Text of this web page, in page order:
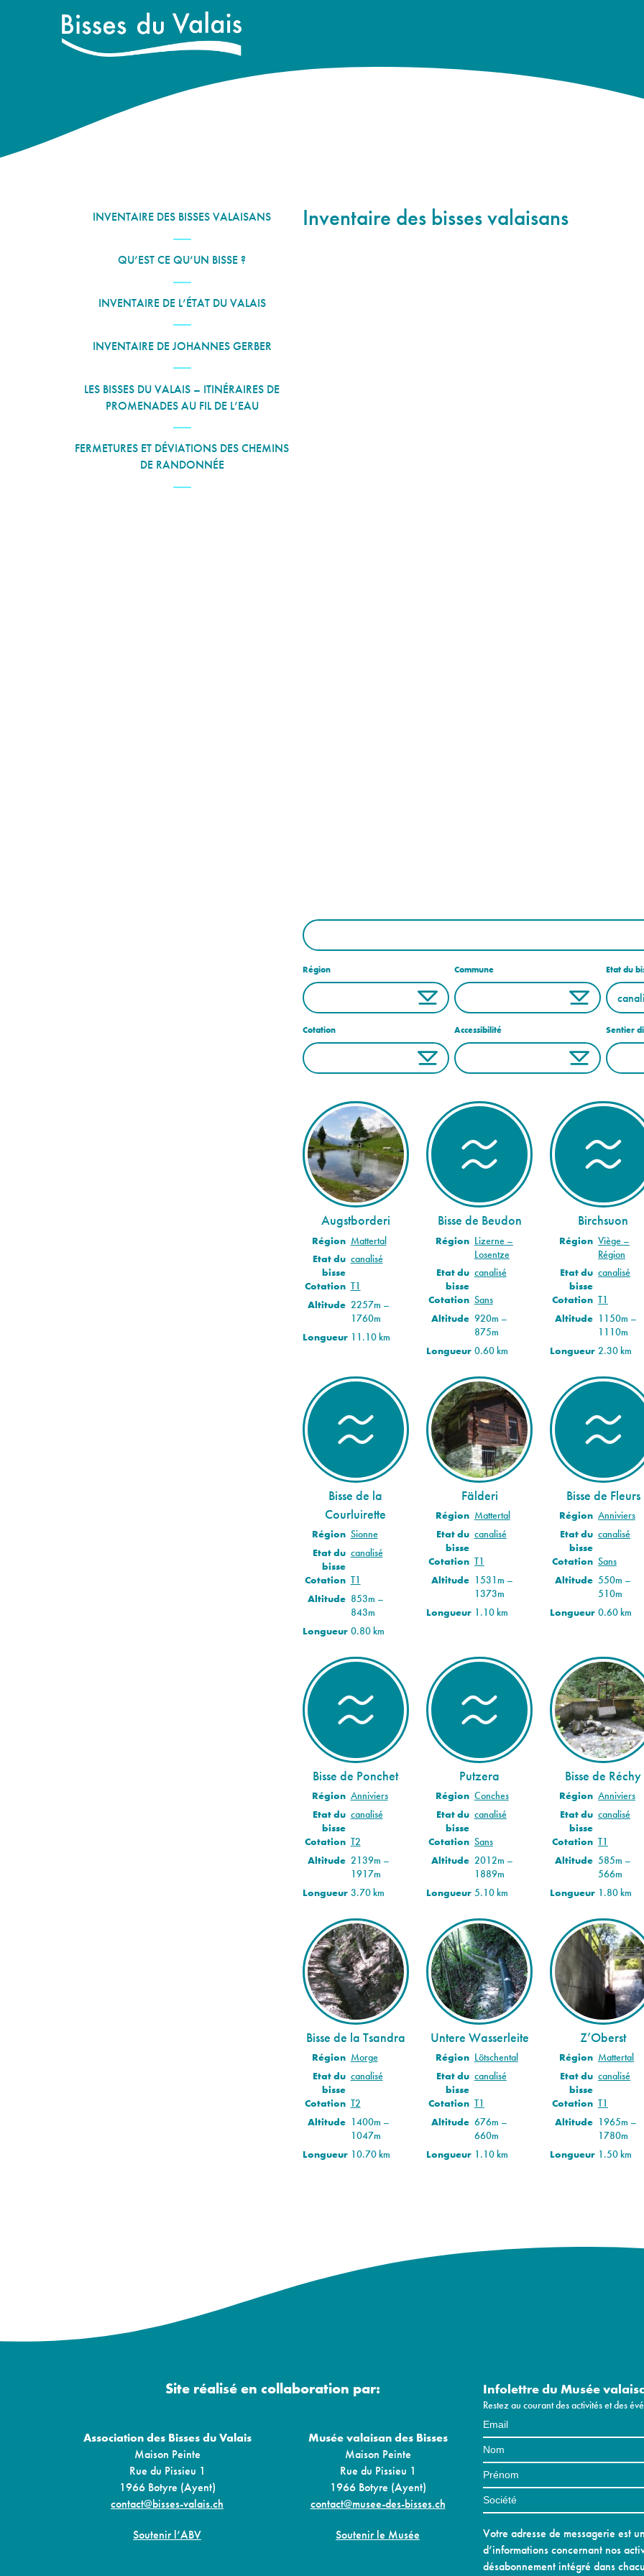
INVENTAIRE DES BISSES VALAISANS
QU’EST CE QU’UN BISSE ?
INVENTAIRE DE L’ÉTAT DU VALAIS
INVENTAIRE DE JOHANNES GERBER
LES BISSES DU VALAIS – ITINÉRAIRES DE
PROMENADES AU FIL DE L’EAU
FERMETURES ET DÉVIATIONS DES CHEMINS
DE RANDONNÉE
Inventaire des bisses valaisans
Région Commune Etat du
Cotation Accessibilité Sentier
Augstborderi
Région Mattertal
Etat du
bisse
canalisé
Cotation T1
Altitude 2257m –
1760m
Longueur 11.10 km
Bisse de Beudon
Région Lizerne –
Losentze
Etat du
bisse
canalisé
Cotation Sans
Altitude 920m –
875m
Longueur 0.60 km
Birchsuon
Région Viège –
Région
Etat du
bisse
canalisé
Cotation T1
Altitude 1150m –
1110m
Longueur 2.30 km
Bisse de la
Courluirette
Région Sionne
Etat du
bisse
canalisé
Cotation T1
Altitude 853m –
843m
Longueur 0.80 km
Fälderi
Région Mattertal
Etat du
bisse
canalisé
Cotation T1
Altitude 1531m –
1373m
Longueur 1.10 km
Bisse de Fleurs
Région Anniviers
Etat du
bisse
canalisé
Cotation Sans
Altitude 550m –
510m
Longueur 0.60 km
Bisse de Ponchet
Région Anniviers
Etat du
bisse
canalisé
Cotation T2
Altitude 2139m –
1917m
Longueur 3.70 km
Putzera
Région Conches
Etat du
bisse
canalisé
Cotation Sans
Altitude 2012m –
1889m
Longueur 5.10 km
Bisse de Réchy
Région Anniviers
Etat du
bisse
canalisé
Cotation T1
Altitude 585m –
566m
Longueur 1.80 km
Bisse de la Tsandra
Région Morge
Etat du
bisse
canalisé
Cotation T2
Altitude 1400m –
1047m
Longueur 10.70 km
Untere Wasserleite
Région Lötschental
Etat du
bisse
canalisé
Cotation T1
Altitude 676m –
660m
Longueur 1.10 km
Z’Oberst
Région Mattertal
Etat du
bisse
canalisé
Cotation T1
Altitude 1965m –
1780m
Longueur 1.50 km
Site réalisé en collaboration par:
Association des Bisses du Valais
Maison Peinte
Rue du Pissieu 1
1966 Botyre (Ayent)
contact@bisses-valais.ch
Soutenir l’ABV
Musée valaisan des Bisses
Maison Peinte
Rue du Pissieu 1
1966 Botyre (Ayent)
contact@musee-des-bisses.ch
Soutenir le Musée
Infolettre du Musée
Restez au courant des activités et des
Votre adresse de messagerie est
d’informations concernant nos
désabonnement intégré dans